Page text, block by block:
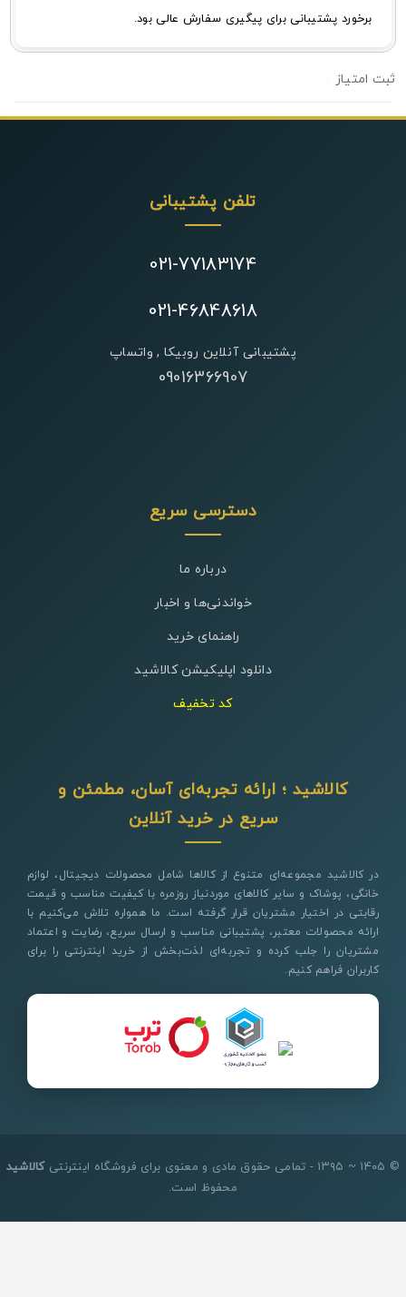
برخورد پشتیبانی برای پیگیری سفارش عالی بود.
تلفن پشتیبانی
021-77183174
021-46848618
پشتیبانی آنلاین روبیکا , واتساپ
09016366907
دسترسی سریع
درباره ما
خواندنی‌ها و اخبار
راهنمای خرید
دانلود اپلیکیشن کالاشید
کد تخفیف
کالاشید ؛ ارائه تجربه‌ای آسان، مطمئن و
سریع در خرید آنلاین
در کالاشید مجموعه‌ای متنوع از کالاها شامل محصولات دیجیتال، لوازم
خانگی، پوشاک و سایر کالاهای موردنیاز روزمره با کیفیت مناسب و قیمت
رقابتی در اختیار مشتریان قرار گرفته است. ما همواره تلاش می‌کنیم با
ارائه محصولات معتبر، پشتیبانی مناسب و ارسال سریع، رضایت و اعتماد
مشتریان را جلب کرده و تجربه‌ای لذت‌بخش از خرید اینترنتی را برای
کاربران فراهم کنیم.
© ۱۴۰۵ ~ ۱۳۹۵ - تمامی حقوق مادی و معنوی برای فروشگاه اینترنتی
کالاشید
محفوظ است.